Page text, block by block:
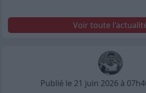
Voir toute
Publié le 21 juin 2026 à